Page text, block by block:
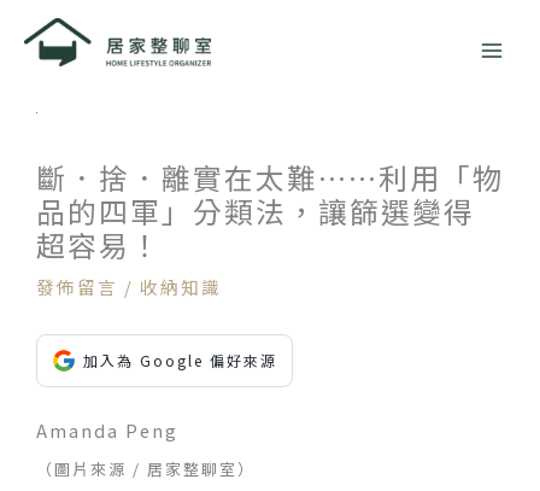
斷．捨．離實在太難……利用「物
品的四軍」分類法，讓篩選變得
超容易！
發佈留言 / 收納知識
加入為 Google 偏好來源
Amanda Peng
（圖片來源 / 居家整聊室）